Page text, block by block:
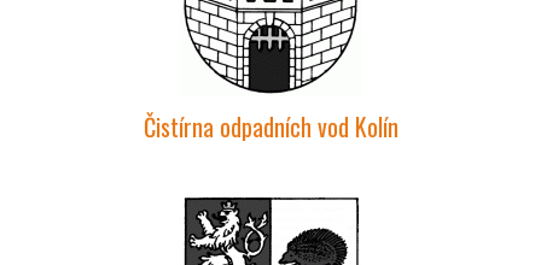
Čistírna odpadních vod Kolín